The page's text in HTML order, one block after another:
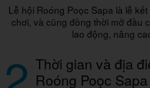
Lễ hội Roóng Poọc Sapa là lễ
chơi, và cũng đồng thời mở đầu
lao động, nâng
Thời gian và địa
Roóng Poọc Sapa